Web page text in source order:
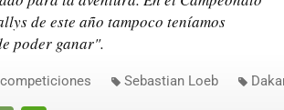
de este año tampoco teníamos
poder ganar".
Sebastian Loeb